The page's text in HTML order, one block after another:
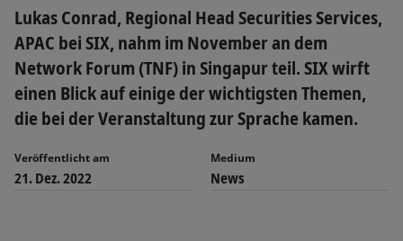
Lukas Conrad, Regional Head Securities Services,
APAC bei SIX, nahm im November an dem
Network Forum (TNF) in Singapur teil. SIX wirft
einen Blick auf einige der wichtigsten Themen,
die bei der Veranstaltung zur Sprache kamen.
Veröffentlicht am
21. Dez. 2022
Medium
News